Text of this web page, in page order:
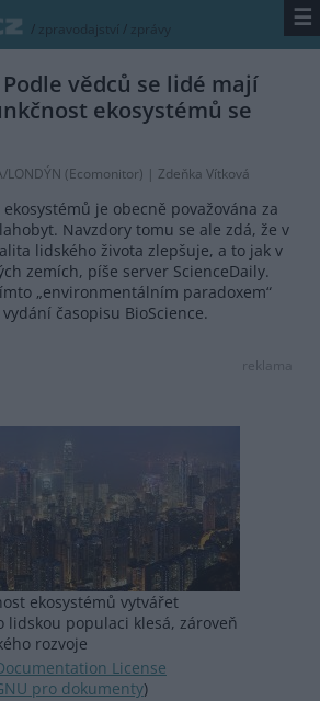
/ zpravodajství / zprávy ☰
vědců se lidé mají
ekosystémů se
LONDÝN (Ecomonitor) | Zdeňka Vítková
je obecně považována za
Navzdory tomu se ale zdá, že v
lidského života zlepšuje, a to jak v
zemích, píše server ScienceDaily.
„environmentálním paradoxem“
časopisu BioScience.
reklama
ekosystémů vytvářet
lidskou populaci klesá, zároveň
rozvoje
License
pro dokumenty)